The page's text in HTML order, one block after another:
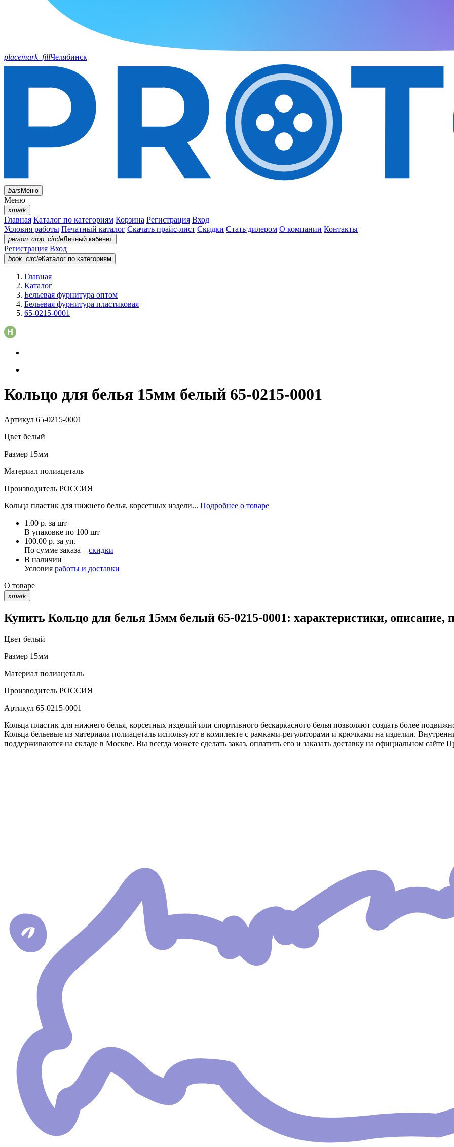
placemark_fillЧелябинск
barsМеню
Меню
xmark
Главная Каталог по категориям Корзина Регистрация Вход
Условия работы Печатный каталог Скачать прайс-лист Скидки Стать дилером О компании Контакты
person_crop_circleЛичный кабинет
Регистрация Вход
book_circleКаталог по категориям
Главная
Каталог
Бельевая фурнитура оптом
Бельевая фурнитура пластиковая
65-0215-0001
Кольцо для белья 15мм белый 65-0215-0001
Артикул 65-0215-0001
Цвет белый
Размер 15мм
Материал полиацеталь
Производитель РОССИЯ
Кольца пластик для нижнего белья, корсетных издели... Подробнее о товаре
1.00 р. за шт
В упаковке по 100 шт
100.00 р. за уп.
По сумме заказа – скидки
В наличии
Условия работы и доставки
О товаре
xmark
Купить Кольцо для белья 15мм белый 65-0215-0001: характеристики, описание,
Цвет белый
Размер 15мм
Материал полиацеталь
Производитель РОССИЯ
Артикул 65-0215-0001
Кольца пластик для нижнего белья, корсетных изделий или спортивного бескаркасного белья позволяют создать более
Кольца бельевые из материала полиацеталь используют в комплекте с рамками-регуляторами и крючками на изделии.
поддерживаются на складе в Москве. Вы всегда можете сделать заказ, оплатить его и заказать доставку на официальном сайте